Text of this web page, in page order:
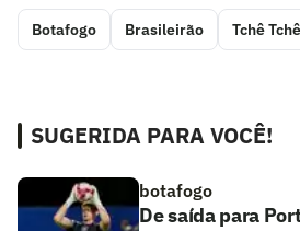
Botafogo Brasileirão Tchê Tchê
SUGERIDA PARA VOCÊ!
botafogo
De saída para